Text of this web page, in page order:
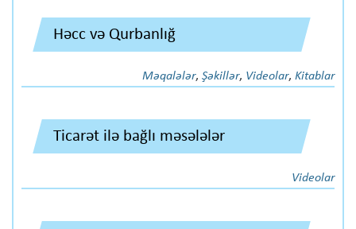
Həcc və Qurbanlığ
Məqalələr, Şəkillər, Videolar, Kitablar
Ticarət ilə bağlı məsələlər
Videolar